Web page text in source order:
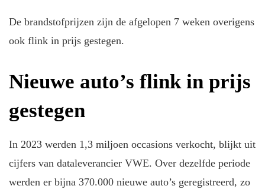
De brandstofprijzen zijn de afgelopen 7 weken overigens
ook flink in prijs gestegen.
Nieuwe auto’s flink in prijs
gestegen
In 2023 werden 1,3 miljoen occasions verkocht, blijkt uit
cijfers van dataleverancier VWE. Over dezelfde periode
werden er bijna 370.000 nieuwe auto’s geregistreerd, zo